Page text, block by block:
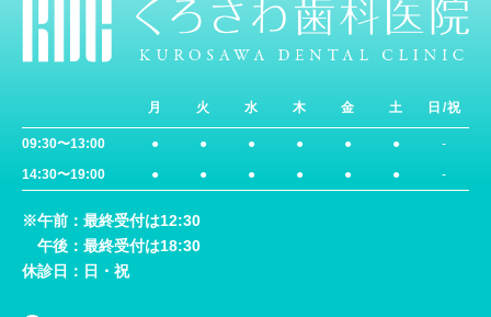
月 火 水 木 金 土 日/祝
09:30〜13:00 ● ● ● ● ● ●
-
14:30〜19:00
● ● ● ● ● ● -
※午前：最終受付は12:30
午後：最終受付は18:30
休診日：日・祝